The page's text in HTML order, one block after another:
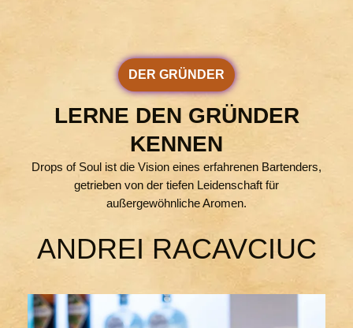
DER GRÜNDER
LERNE DEN GRÜNDER
KENNEN
Drops of Soul ist die Vision eines erfahrenen Bartenders,
getrieben von der tiefen Leidenschaft für
außergewöhnliche Aromen.
ANDREI RACAVCIUC